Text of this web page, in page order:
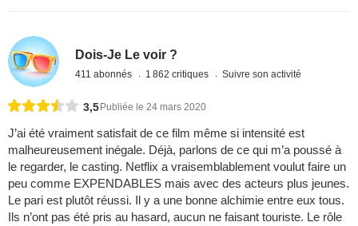
Dois-Je Le voir ?
411 abonnés 1 862 critiques Suivre son activité
3,5 Publiée le 24 mars 2020
J’ai été vraiment satisfait de ce film même si intensité est
malheureusement inégale. Déjà, parlons de ce qui m’a poussé à
le regarder, le casting. Netflix a vraisemblablement voulut faire un
peu comme EXPENDABLES mais avec des acteurs plus jeunes.
Le pari est plutôt réussi. Il y a une bonne alchimie entre eux tous.
Ils n’ont pas été pris au hasard, aucun ne faisant touriste. Le rôle